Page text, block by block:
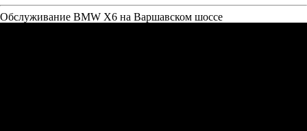
Обслуживание BMW Х6 на Варшавском шоссе